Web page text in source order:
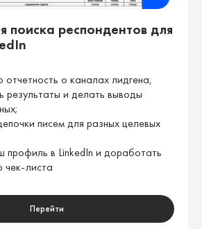
респондентов для
отчетность о каналах лидгена,
результаты и делать выводы
писем для разных целевых
профиль в LinkedIn и доработать
листа
Перейти